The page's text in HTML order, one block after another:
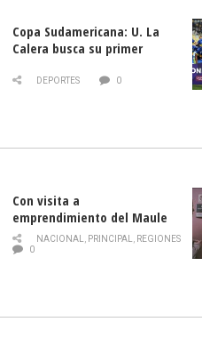
Copa Sudamericana: U. La
Calera busca su primer
DEPORTES 0
Con visita a
emprendimiento del Maule
y llamado al rescate de la
historia campesina Director
NACIONAL PRINCIPAL
REGIONES
0